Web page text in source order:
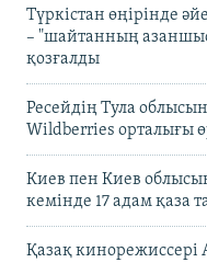
Түркістан өңірінде
– "шайтанның
қозғалды
Ресейдің Тула
Wildberries орталығы
Киев пен Киев
кемінде 17 адам қаза
Қазақ кинорежиссері